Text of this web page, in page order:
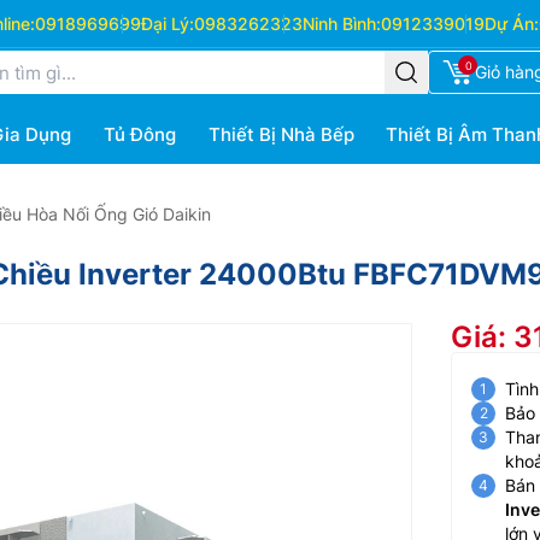
0918969699Đại Lý:0983262323Ninh Bình:0912339019Dự Án:
0 Giỏ
Dụng Tủ Đông Thiết Bị Nhà Bếp Thiết Bị Âm
Hòa Nối Ống Gió Daikin
Inverter 24000Btu
Giá:
lớn